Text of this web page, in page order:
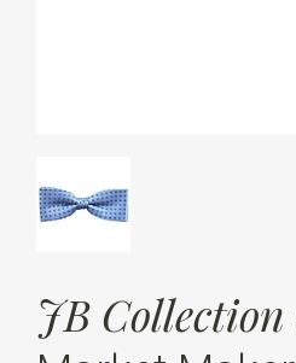
JB Collection